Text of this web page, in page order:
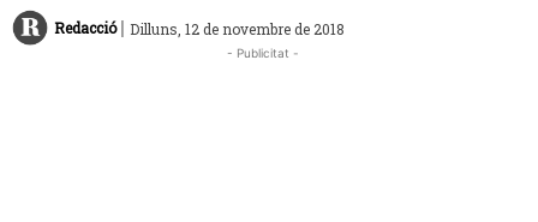
Redacció | Dilluns, 12 de novembre de 2018
- Publicitat -